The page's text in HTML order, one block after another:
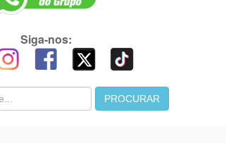
Siga-nos: